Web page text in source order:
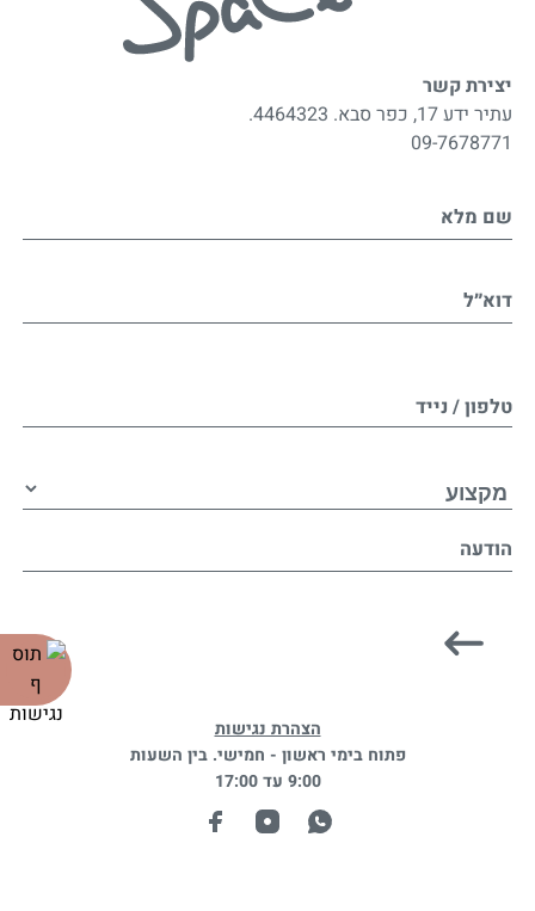
יצירת קשר
עתיר ידע 17, כפר סבא. 4464323.
09-7678771
שם מלא
דוא״ל
טלפון / נייד
הודעה
הצהרת נגישות
פתוח בימי ראשון - חמישי. בין השעות
9:00 עד 17:00